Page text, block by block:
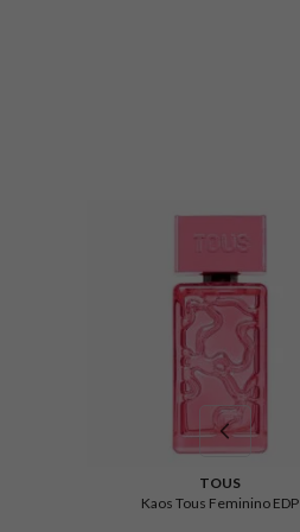
TOUS
Kaos Tous Feminino EDP